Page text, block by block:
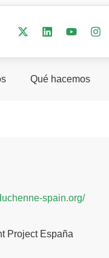
Qué hacemos
spain.org/
Project España